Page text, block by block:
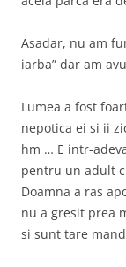
Asadar, nu am
iarba” dar am
Lumea a fost
nepotica ei si ii
hm … E intr-
pentru un adult
Doamna a ras
nu a gresit prea
si sunt tare